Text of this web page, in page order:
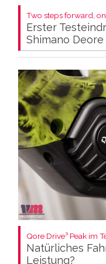
Two steps forward,
Erster
Shimano Deore
Qore Drive³ Peak im
Natürliches
Leistung?